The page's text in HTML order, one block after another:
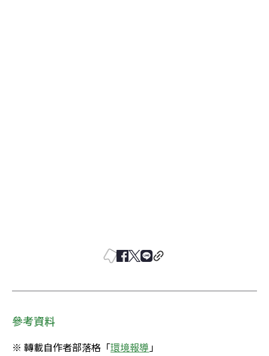
參考資料
※ 轉載自作者部落格「環境報導」